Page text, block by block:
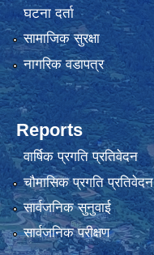
घटना दर्ता
सामाजिक सुरक्षा
नागरिक वडापत्र
Reports
वार्षिक प्रगति प्रतिवेदन
चौमासिक प्रगति प्रतिवेदन
सार्वजनिक सुनुवाई
सार्वजनिक परीक्षण